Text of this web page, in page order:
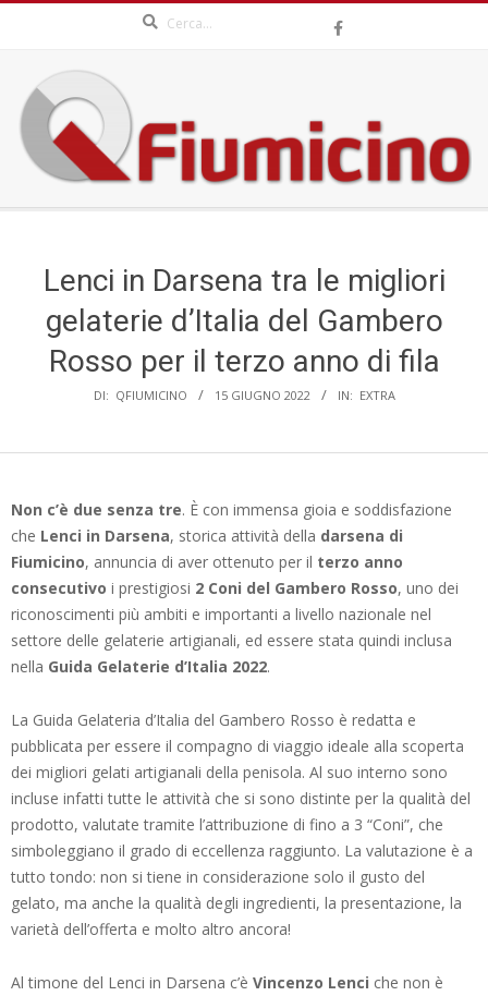
content
QFIUMICINO.COM
Lenci in Darsena tra le migliori
gelaterie d’Italia del Gambero
Rosso per il terzo anno di fila
DI: QFIUMICINO 15 GIUGNO 2022 IN: EXTRA
Non c’è due senza tre. È con immensa gioia e soddisfazione
che Lenci in Darsena, storica attività della darsena di
Fiumicino, annuncia di aver ottenuto per il terzo anno
consecutivo i prestigiosi 2 Coni del Gambero Rosso, uno dei
riconoscimenti più ambiti e importanti a livello nazionale nel
settore delle gelaterie artigianali, ed essere stata quindi inclusa
nella Guida Gelaterie d’Italia 2022.
La Guida Gelateria d’Italia del Gambero Rosso è redatta e
pubblicata per essere il compagno di viaggio ideale alla scoperta
dei migliori gelati artigianali della penisola. Al suo interno sono
incluse infatti tutte le attività che si sono distinte per la qualità del
prodotto, valutate tramite l’attribuzione di fino a 3 “Coni”, che
simboleggiano il grado di eccellenza raggiunto. La valutazione è a
tutto tondo: non si tiene in considerazione solo il gusto del
gelato, ma anche la qualità degli ingredienti, la presentazione, la
varietà dell’offerta e molto altro ancora!
Al timone del Lenci in Darsena c’è Vincenzo Lenci che non è